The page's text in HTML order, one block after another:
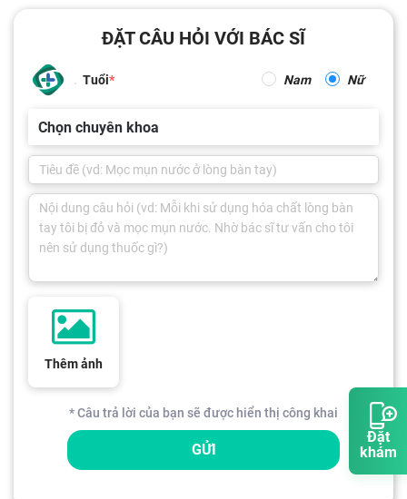
Đặt
khám
ĐẶT CÂU HỎI VỚI BÁC SĨ
Tuổi Nam Nữ
Chọn chuyên khoa
Thêm ảnh
* Câu trả lời của bạn sẽ được hiển thị công khai
GỬI